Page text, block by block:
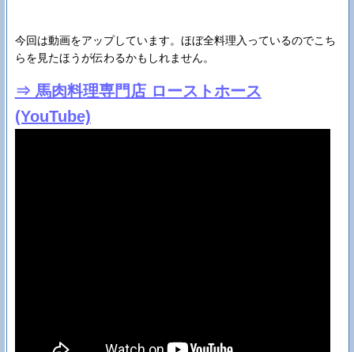
今回は動画をアップしています。ほぼ全料理入っているのでこち
らを見たほうが伝わるかもしれません。
⇒ 馬肉料理専門店 ローストホース
(YouTube)